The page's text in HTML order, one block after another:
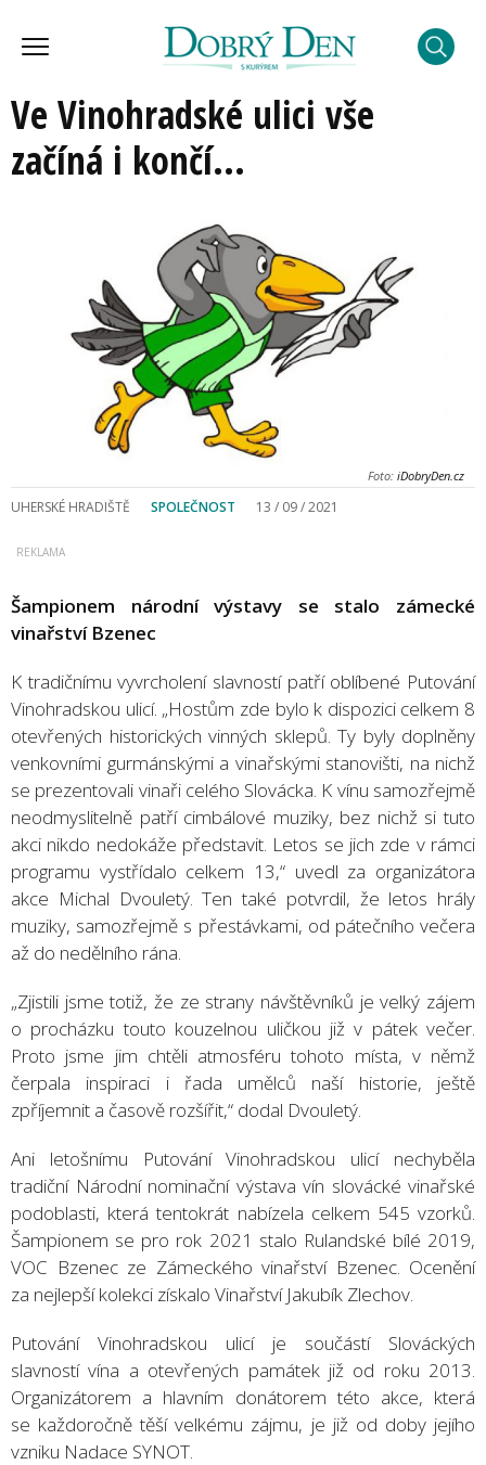
Ve Vinohradské ulici vše
začíná i končí...
Foto: iDobryDen.cz
UHERSKÉ HRADIŠTĚ SPOLEČNOST 13 / 09 / 2021
Šampionem národní výstavy se stalo zámecké
vinařství Bzenec
K tradičnímu vyvrcholení slavností patří oblíbené Putování
Vinohradskou ulicí. „Hostům zde bylo k dispozici celkem 8
otevřených historických vinných sklepů. Ty byly doplněny
venkovními gurmánskými a vinařskými stanovišti, na nichž
se prezentovali vinaři celého Slovácka. K vínu samozřejmě
neodmyslitelně patří cimbálové muziky, bez nichž si tuto
akci nikdo nedokáže představit. Letos se jich zde v rámci
programu vystřídalo celkem 13,“ uvedl za organizátora
akce Michal Dvouletý. Ten také potvrdil, že letos hrály
muziky, samozřejmě s přestávkami, od pátečního večera
až do nedělního rána.
„Zjistili jsme totiž, že ze strany návštěvníků je velký zájem
o procházku touto kouzelnou uličkou již v pátek večer.
Proto jsme jim chtěli atmosféru tohoto místa, v němž
čerpala inspiraci i řada umělců naší historie, ještě
zpříjemnit a časově rozšířit,“ dodal Dvouletý.
Ani letošnímu Putování Vinohradskou ulicí nechyběla
tradiční Národní nominační výstava vín slovácké vinařské
podoblasti, která tentokrát nabízela celkem 545 vzorků.
Šampionem se pro rok 2021 stalo Rulandské bílé 2019,
VOC Bzenec ze Zámeckého vinařství Bzenec. Ocenění
za nejlepší kolekci získalo Vinařství Jakubík Zlechov.
Putování Vinohradskou ulicí je součástí Slováckých
slavností vína a otevřených památek již od roku 2013.
Organizátorem a hlavním donátorem této akce, která
se každoročně těší velkému zájmu, je již od doby jejího
vzniku Nadace SYNOT.